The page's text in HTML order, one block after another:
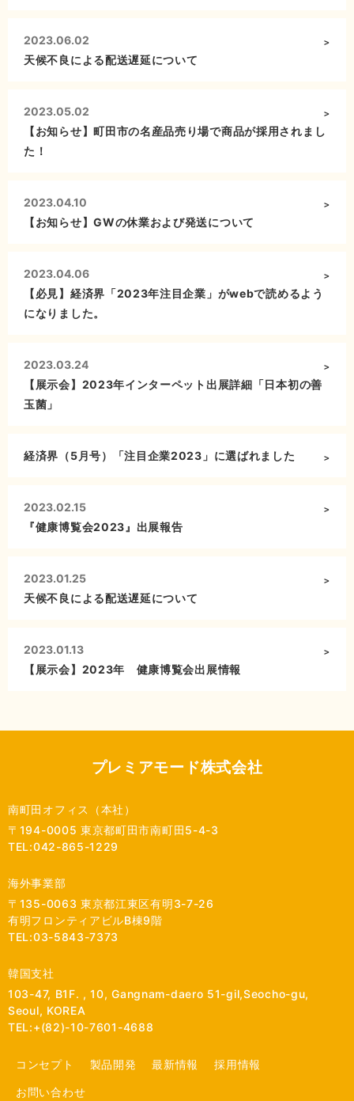
2023.06.02
天候不良による配送遅延について
2023.05.02
【お知らせ】町田市の名産品売り場で商品が採用されまし
た！
2023.04.10
【お知らせ】GWの休業および発送について
2023.04.06
【必見】経済界「2023年注目企業」がwebで読めるよう
になりました。
2023.03.24
【展示会】2023年インターペット出展詳細「日本初の善
玉菌」
経済界（5月号）「注目企業2023」に選ばれました
2023.02.15
『健康博覧会2023』出展報告
2023.01.25
天候不良による配送遅延について
2023.01.13
【展示会】2023年 健康博覧会出展情報
プレミアモード株式会社
南町田オフィス（本社）
〒194-0005 東京都町田市南町田5-4-3
TEL:042-865-1229
海外事業部
〒135-0063 東京都江東区有明3-7-26
有明フロンティアビルB棟9階
TEL:03-5843-7373
韓国支社
103-47, B1F. , 10, Gangnam-daero 51-gil,Seocho-gu,
Seoul, KOREA
TEL:+(82)-10-7601-4688
コンセプト 製品開発 最新情報 採用情報
お問い合わせ